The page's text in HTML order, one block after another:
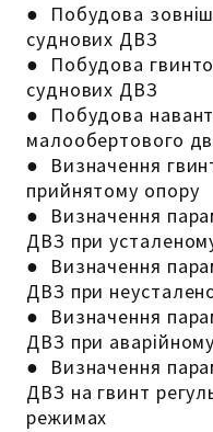
● Побудова
суднових ДВЗ
● Побудова
суднових ДВЗ
● Побудова
малообертового
● Визначення
прийнятому опору
● Визначення
ДВЗ при
● Визначення
ДВЗ при
● Визначення
ДВЗ при
● Визначення
ДВЗ на гвинт
режимах